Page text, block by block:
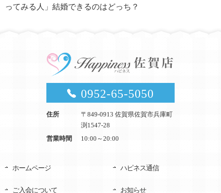
ってみる人」結婚できるのはどっち？
0952-65-5050
住所
〒849-0913 佐賀県佐賀市兵庫町
渕1547-28
営業時間
10:00～20:00
ホームページ
ご入会について
ハピネス通信
お知らせ